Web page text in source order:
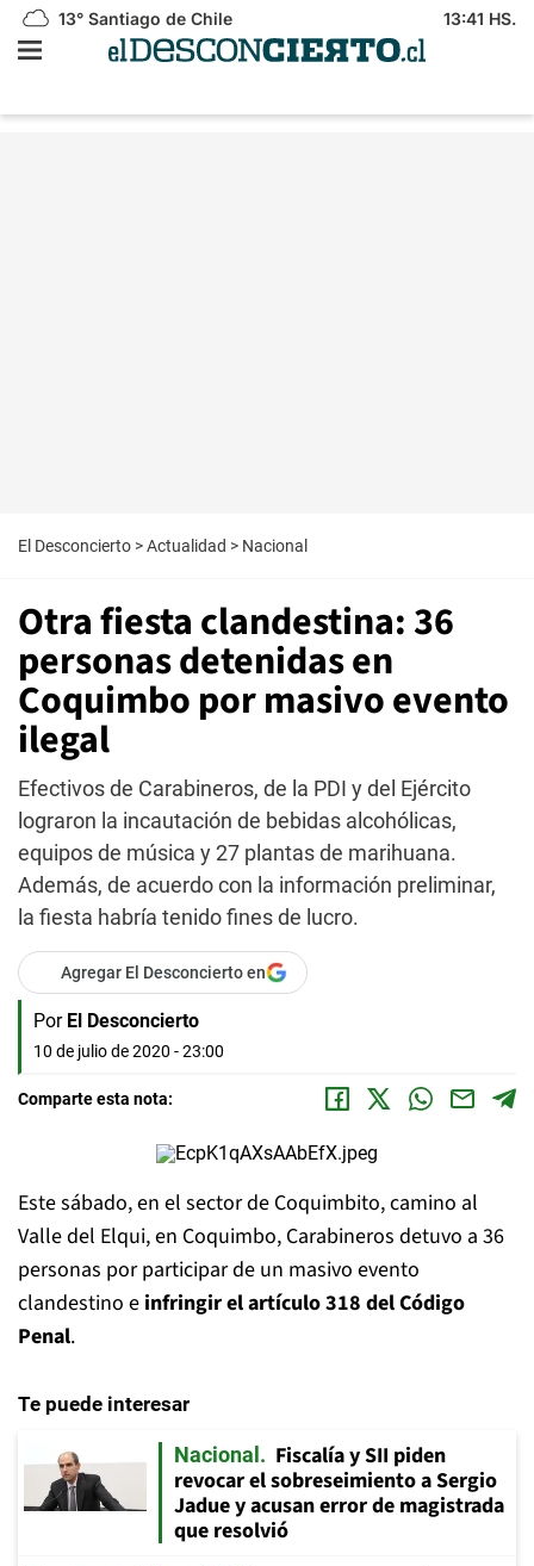
13° Santiago de Chile 13:41 HS.
El Desconcierto >Actualidad > Nacional
Otra fiesta clandestina: 36
personas detenidas en
Coquimbo por masivo evento
ilegal
Efectivos de Carabineros, de la PDI y del Ejército
lograron la incautación de bebidas alcohólicas,
equipos de música y 27 plantas de marihuana.
Además, de acuerdo con la información preliminar,
la fiesta habría tenido fines de lucro.
Agregar El Desconcierto en
Por El Desconcierto
10 de julio de 2020 - 23:00
Comparte esta nota:
Este sábado, en el sector de Coquimbito, camino al
Valle del Elqui, en Coquimbo, Carabineros detuvo a 36
personas por participar de un masivo evento
clandestino e infringir el artículo 318 del Código
Penal.
Te puede interesar
Nacional
Fiscalía y SII piden
revocar el sobreseimiento a Sergio
Jadue y acusan error de magistrada
que resolvió